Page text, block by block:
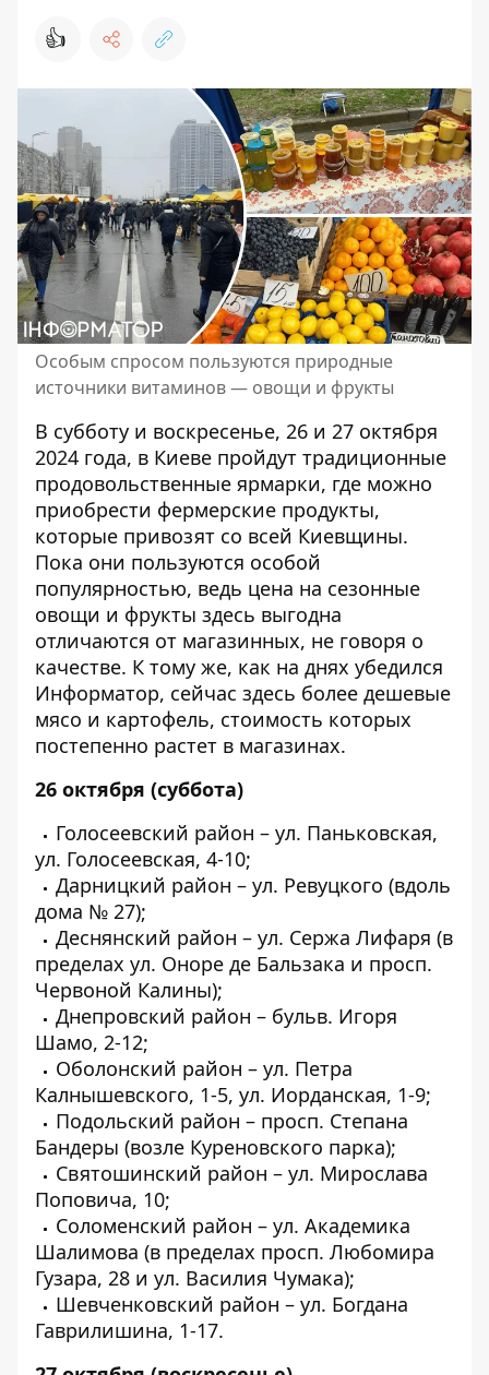
👍
Особым спросом пользуются природные
источники витаминов — овощи и фрукты
В субботу и воскресенье, 26 и 27 октября
2024 года, в Киеве пройдут традиционные
продовольственные ярмарки, где можно
приобрести фермерские продукты,
которые привозят со всей Киевщины.
Пока они пользуются особой
популярностью, ведь цена на сезонные
овощи и фрукты здесь выгодна
отличаются от магазинных, не говоря о
качестве. К тому же, как на днях убедился
Информатор, сейчас здесь более дешевые
мясо и картофель, стоимость которых
постепенно растет в магазинах.
26 октября (суббота)
Голосеевский район – ул. Паньковская,
ул. Голосеевская, 4-10;
Дарницкий район – ул. Ревуцкого (вдоль
дома № 27);
Деснянский район – ул. Сержа Лифаря (в
пределах ул. Оноре де Бальзака и просп.
Червоной Калины);
Днепровский район – бульв. Игоря
Шамо, 2-12;
Оболонский район – ул. Петра
Калнышевского, 1-5, ул. Иорданская, 1-9;
Подольский район – просп. Степана
Бандеры (возле Куреновского парка);
Святошинский район – ул. Мирослава
Поповича, 10;
Соломенский район – ул. Академика
Шалимова (в пределах просп. Любомира
Гузара, 28 и ул. Василия Чумака);
Шевченковский район – ул. Богдана
Гаврилишина, 1-17.